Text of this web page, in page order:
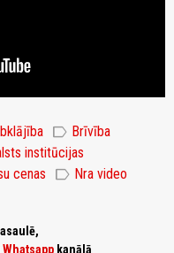
label Brīvība
institūcijas
cenas label Nra video
Whatsapp kanālā